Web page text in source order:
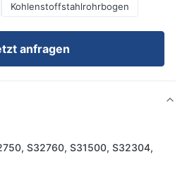
Kohlenstoffstahlrohrbogen
anfragen
S32760, S31500, S32304,